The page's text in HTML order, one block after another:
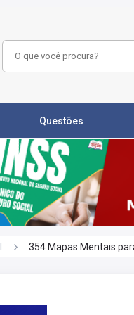
Questões
354 Mapas Mentais